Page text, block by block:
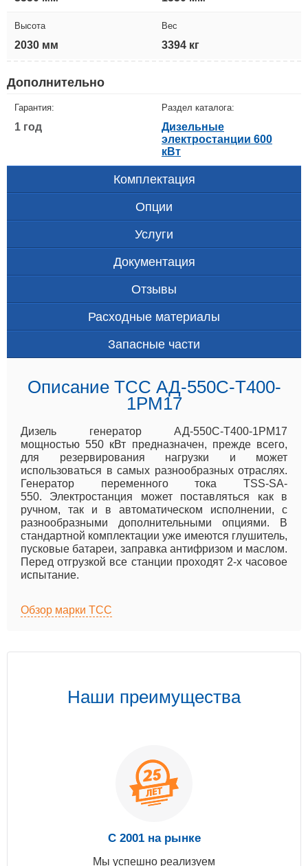
Высота
2030 мм
Вес
3394 кг
Дополнительно
Гарантия:
1 год
Раздел каталога:
Дизельные
электростанции 600
кВт
Комплектация
Опции
Услуги
Документация
Отзывы
Расходные материалы
Запасные части
Описание ТСС АД-550С-Т400-
1РМ17
Дизель генератор АД-550С-Т400-1РМ17
мощностью 550 кВт предназначен, прежде всего,
для резервирования нагрузки и может
использоваться в самых разнообразных отраслях.
Генератор переменного тока TSS-SA-
550. Электростанция может поставляться как в
ручном, так и в автоматическом исполнении, с
разнообразными дополнительными опциями. В
стандартной комплектации уже имеются глушитель,
пусковые батареи, заправка антифризом и маслом.
Перед отгрузкой все станции проходят 2-х часовое
испытание.
Обзор марки ТСС
Наши преимущества
С 2001 на рынке
Мы успешно реализуем